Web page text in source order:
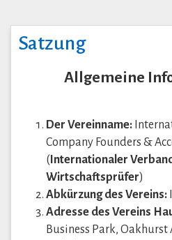
Satzung
Allgemeine
Der Vereinname:
Company Founders &
( Internationaler
Wirtschaftsprüfer)
Abkürzung des Vereins:
Adresse des Vereins
Business Park, Oakhurst